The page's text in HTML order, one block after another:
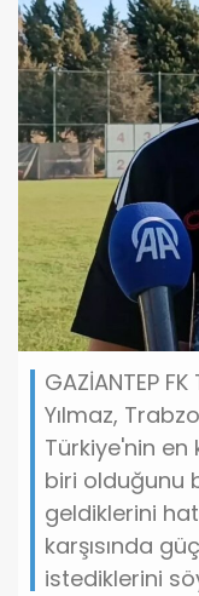
GAZİANTEP
Yılmaz,
Türkiye'nin
biri olduğunu
geldiklerini
karşısında
istediklerini